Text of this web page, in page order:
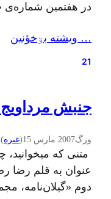
در هفتمین
توضیح که سبک
به تحریریه‌ سفید
… ويشته بۊخؤنين
21
جنبش
ورگ2007 مارس 15 (غىره)
متنی که
عنوان به قلم رضا
دوم «گيلان‌نامه،